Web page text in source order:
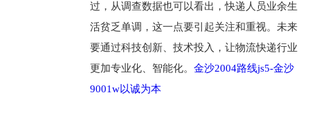
过，从调查数据也可以看出，快递人员业余生
活贫乏单调，这一点要引起关注和重视。未来
要通过科技创新、技术投入，让物流快递行业
更加专业化、智能化。 金沙2004路线js5-金沙
9001w以诚为本